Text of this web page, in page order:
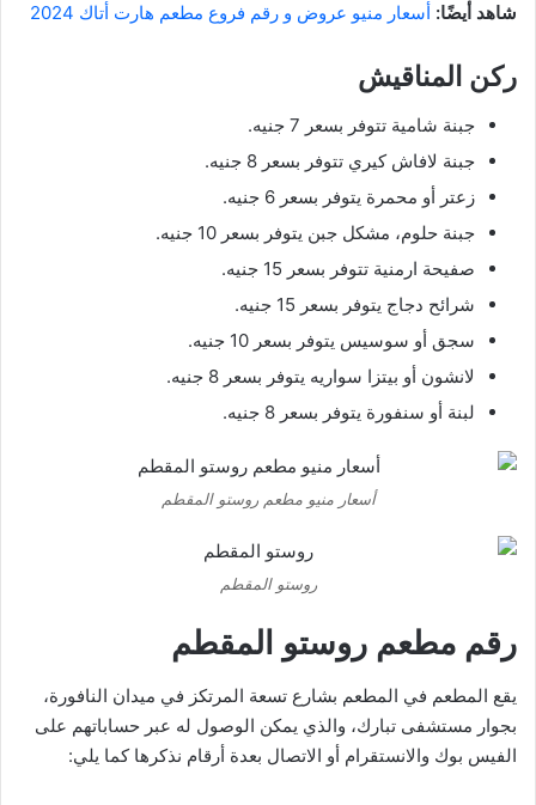
شاهد أيضًا: أسعار منيو عروض و رقم فروع مطعم هارت أتاك 2024
ركن المناقيش
جبنة شامية تتوفر بسعر 7 جنيه.
جبنة لافاش كيري تتوفر بسعر 8 جنيه.
زعتر أو محمرة يتوفر بسعر 6 جنيه.
جبنة حلوم، مشكل جبن يتوفر بسعر 10 جنيه.
صفيحة ارمنية تتوفر بسعر 15 جنيه.
شرائح دجاج يتوفر بسعر 15 جنيه.
سجق أو سوسيس يتوفر بسعر 10 جنيه.
لانشون أو بيتزا سواريه يتوفر بسعر 8 جنيه.
لبنة أو سنفورة يتوفر بسعر 8 جنيه.
أسعار منيو مطعم روستو المقطم
روستو المقطم
رقم مطعم روستو المقطم
يقع المطعم في المطعم بشارع تسعة المرتكز في ميدان النافورة،
بجوار مستشفى تبارك، والذي يمكن الوصول له عبر حساباتهم على
الفيس بوك والانستقرام أو الاتصال بعدة أرقام نذكرها كما يلي: